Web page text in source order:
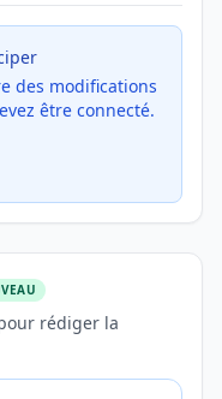
des modifications
être connecté.
rédiger la